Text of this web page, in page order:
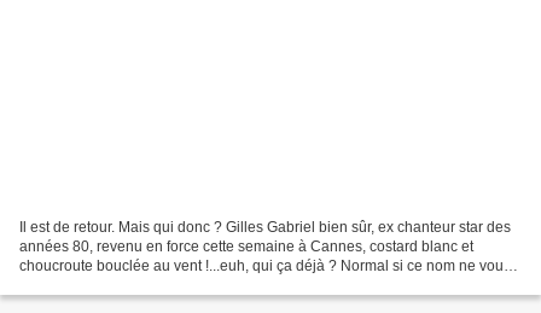
Il est de retour. Mais qui donc ? Gilles Gabriel bien sûr, ex chanteur star des
années 80, revenu en force cette semaine à Cannes, costard blanc et
choucroute bouclée au vent !...euh, qui ça déjà ? Normal si ce nom ne vous